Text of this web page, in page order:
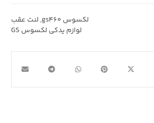
لکسوس gs۴۶۰ , لنت عقب
لوازم یدکی لکسوس GS